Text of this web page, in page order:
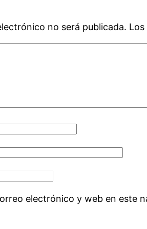
no será publicada.
electrónico y web en este